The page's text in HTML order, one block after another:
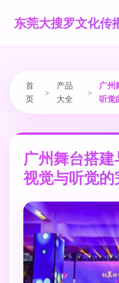
东莞大搜罗文化传
首
页
>
产品
大全
>
广州
听觉
广州舞台搭
视觉与听觉的